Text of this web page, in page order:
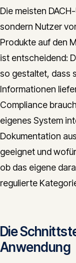
Die meisten
sondern Nutzer
Produkte auf den
ist entscheidend:
so gestaltet, dass
Informationen
Compliance
eigenes System
Dokumentation
geeignet und
ob das eigene
regulierte
Die
Anwendung